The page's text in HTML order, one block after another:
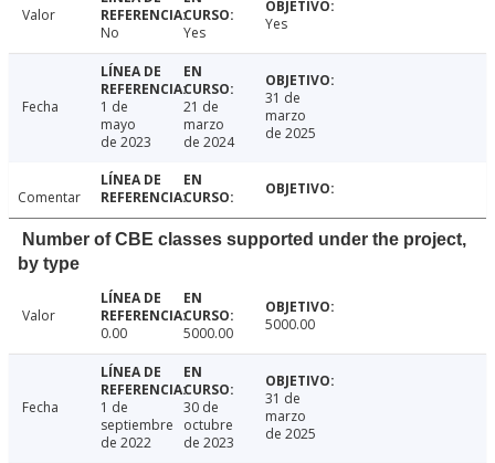
Valor
No
Yes Yes
Fecha
1 de
mayo
de 2023
21 de
marzo
de 2024
31 de
marzo
de 2025
Comentar
Number of CBE classes supported under the project,
by type
Valor
0.00
5000.00 5000.00
Fecha
1 de
septiembre
de 2022
30 de
octubre
de 2023
31 de
marzo
de 2025